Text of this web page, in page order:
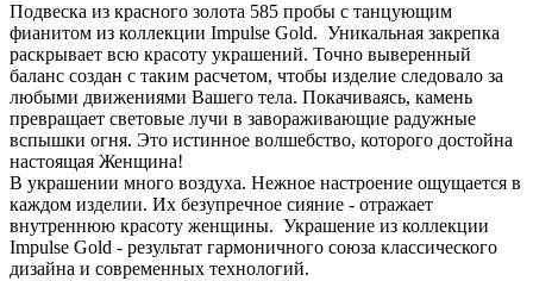
Подвеска из красного золота 585 пробы с танцующим
фианитом из коллекции Impulse Gold. Уникальная закрепка
раскрывает всю красоту украшений. Точно выверенный
баланс создан с таким расчетом, чтобы изделие следовало за
любыми движениями Вашего тела. Покачиваясь, камень
превращает световые лучи в завораживающие радужные
вспышки огня. Это истинное волшебство, которого достойна
настоящая Женщина!
В украшении много воздуха. Нежное настроение ощущается в
каждом изделии. Их безупречное сияние - отражает
внутреннюю красоту женщины. Украшение из коллекции
Impulse Gold - результат гармоничного союза классического
дизайна и современных технологий.